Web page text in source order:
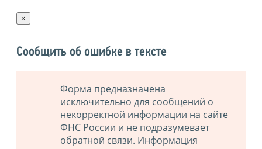
×
Сообщить об ошибке в тексте
Форма предназначена
исключительно для сообщений о
некорректной информации на сайте
ФНС России и не подразумевает
обратной связи. Информация